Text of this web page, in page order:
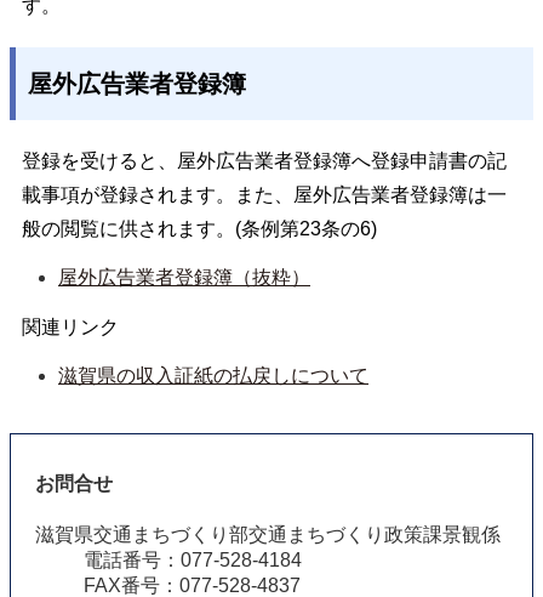
す。
屋外広告業者登録簿
登録を受けると、屋外広告業者登録簿へ登録申請書の記
載事項が登録されます。また、屋外広告業者登録簿は一
般の閲覧に供されます。(条例第23条の6)
屋外広告業者登録簿（抜粋）
関連リンク
滋賀県の収入証紙の払戻しについて
お問合せ
滋賀県交通まちづくり部交通まちづくり政策課景観係
電話番号：077-528-4184
FAX番号：077-528-4837